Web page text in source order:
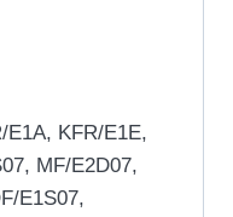
E1A, KFR/E1E,
MF/E2D07,
E1S07,